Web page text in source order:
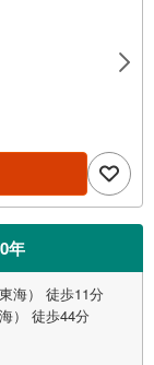
年
海） 徒歩11分
） 徒歩44分